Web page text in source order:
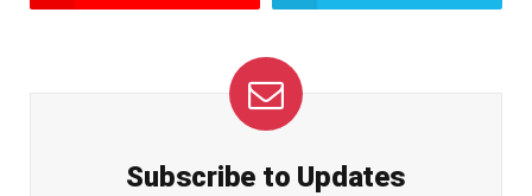
Subscribe to Updates